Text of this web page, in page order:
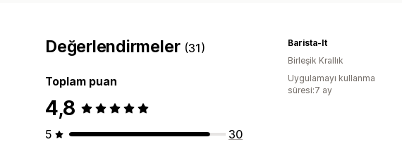
Değerlendirmeler (31)
Toplam puan
4,8
5
30
Barista-It
Birleşik Krallık
Uygulamayı kullanma
süresi:7 ay